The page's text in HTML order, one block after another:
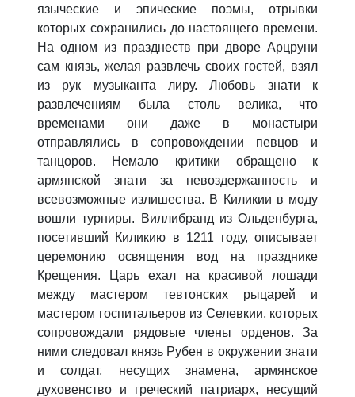
языческие и эпические поэмы, отрывки
которых сохранились до настоящего времени.
На одном из празднеств при дворе Арцруни
сам князь, желая развлечь своих гостей, взял
из рук музыканта лиру. Любовь знати к
развлечениям была столь велика, что
временами они даже в монастыри
отправлялись в сопровождении певцов и
танцоров. Немало критики обращено к
армянской знати за невоздержанность и
всевозможные излишества. В Киликии в моду
вошли турниры. Виллибранд из Ольденбурга,
посетивший Киликию в 1211 году, описывает
церемонию освящения вод на празднике
Крещения. Царь ехал на красивой лошади
между мастером тевтонских рыцарей и
мастером госпитальеров из Селевкии, которых
сопровождали рядовые члены орденов. За
ними следовал князь Рубен в окружении знати
и солдат, несущих знамена, армянское
духовенство и греческий патриарх, несущий